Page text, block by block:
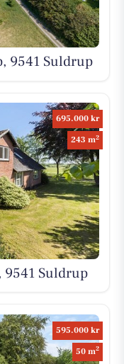
9541 Suldrup
695.000 kr
243 m2
9541 Suldrup
595.000 kr
50 m2